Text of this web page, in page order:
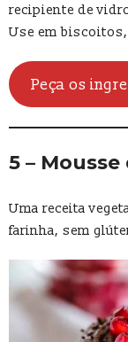
recipiente de
Use em
Peça os
5 –
Uma receita
farinha, sem